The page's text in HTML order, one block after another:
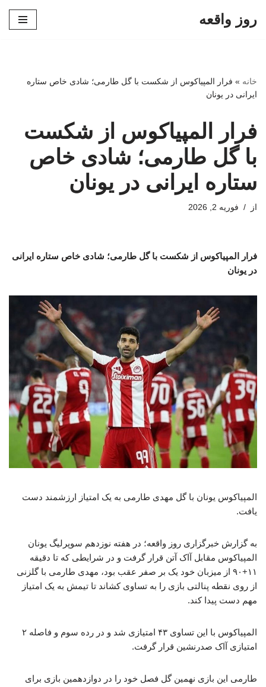
روز واقعه
خانه » فرار المپیاکوس از شکست با گل طارمی؛ شادی خاص ستاره
ایرانی در یونان
فرار المپیاکوس از شکست
با گل طارمی؛ شادی خاص
ستاره ایرانی در یونان
از فوریه 2, 2026
فرار المپیاکوس از شکست با گل طارمی؛ شادی خاص ستاره ایرانی
در یونان
المپیاکوس یونان با گل مهدی طارمی به یک امتیاز ارزشمند دست
یافت.
به گزارش خبرگزاری روز واقعه؛ در هفته نوزدهم سوپرلیگ یونان
المپیاکوس مقابل آاک آتن قرار گرفت و در شرایطی که تا دقیقه
۱۱+۹۰ از میزبان خود یک بر صفر عقب بود، مهدی طارمی با گلزنی
از روی نقطه پنالتی بازی را به تساوی کشاند تا تیمش به یک امتیاز
مهم دست پیدا کند.
المپیاکوس با این تساوی ۴۳ امتیازی شد و در رده سوم و فاصله ۲
امتیازی آاک صدرنشین قرار گرفت.
طارمی این بازی نهمین گل فصل خود را در دوازدهمین بازی برای